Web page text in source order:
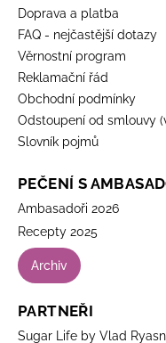
Doprava a platba
FAQ - nejčastější dotazy
Věrnostní program
Reklamační řád
Obchodní podmínky
Odstoupení od smlouvy
Slovník pojmů
PEČENÍ S
Ambasadoři 2026
Recepty 2025
Archiv
PARTNEŘI
Sugar Life by Vlad